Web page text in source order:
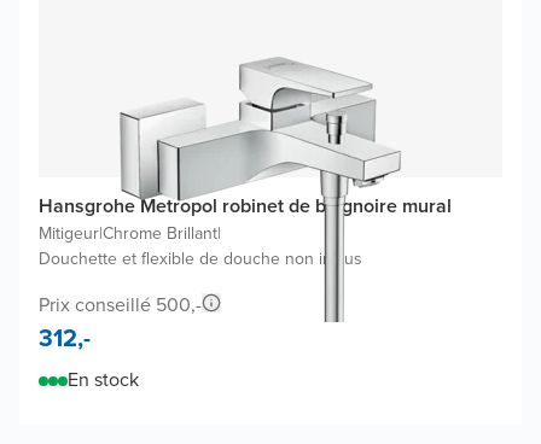
Hansgrohe Metropol robinet de baignoire mural
Mitigeur|Chrome Brillant|
Douchette et flexible de douche non inclus
Prix conseillé 500,-
312,-
En stock